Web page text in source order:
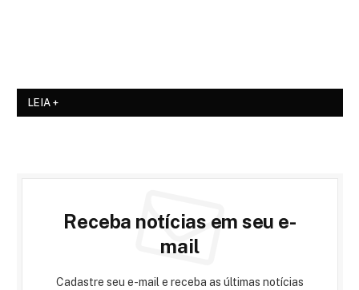
LEIA +
Receba notícias em seu e-
mail
Cadastre seu e-mail e receba as últimas notícias